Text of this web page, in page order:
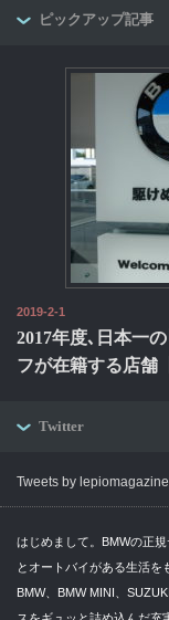
ピックアップ記事
2019-2-1
2017年度､日本一
フが在籍する店舗
Twitter
Tweets by lepiomagazine
はじめまして。BMWの正
とオートバイがある生活を
BMW、BMW MINI、